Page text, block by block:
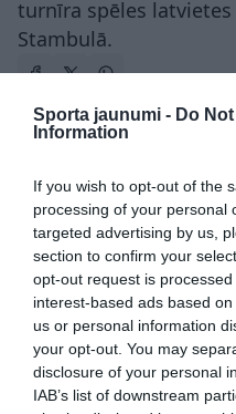
Sporta jaunumi - Do
Information
If you wish to opt-out of the
processing of your personal
targeted advertising by us,
section to confirm your
opt-out request is
interest-based ads based
us or personal information
your opt-out. You may
disclosure of your personal
IAB’s list of downstream
turnīra spēles
Stambulā.
Latvijas volejbola
CITS NO ŠĪS TĒMAS
Ideāls
“Tie ir